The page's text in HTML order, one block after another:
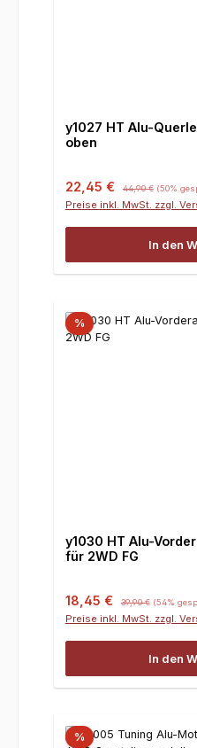
y1027 HT Alu-
oben
Verkaufspreis:
22,45 € Regulärer Preis:
44,90 € (50%
Preise inkl. MwSt. zzgl.
In den
%
y1030 HT Alu-
für 2WD FG
Verkaufspreis:
18,45 € 39,90 € (54%
Preise inkl. MwSt. zzgl.
In den
%